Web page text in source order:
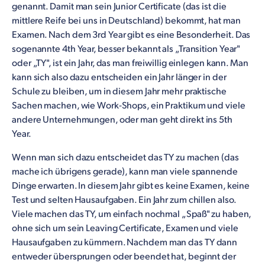
genannt. Damit man sein Junior Certificate (das ist die
mittlere Reife bei uns in Deutschland) bekommt, hat man
Examen. Nach dem 3rd Year gibt es eine Besonderheit. Das
sogenannte 4th Year, besser bekannt als „Transition Year"
oder „TY", ist ein Jahr, das man freiwillig einlegen kann. Man
kann sich also dazu entscheiden ein Jahr länger in der
Schule zu bleiben, um in diesem Jahr mehr praktische
Sachen machen, wie Work-Shops, ein Praktikum und viele
andere Unternehmungen, oder man geht direkt ins 5th
Year.
Wenn man sich dazu entscheidet das TY zu machen (das
mache ich übrigens gerade), kann man viele spannende
Dinge erwarten. In diesem Jahr gibt es keine Examen, keine
Test und selten Hausaufgaben. Ein Jahr zum chillen also.
Viele machen das TY, um einfach nochmal „Spaß" zu haben,
ohne sich um sein Leaving Certificate, Examen und viele
Hausaufgaben zu kümmern. Nachdem man das TY dann
entweder übersprungen oder beendet hat, beginnt der